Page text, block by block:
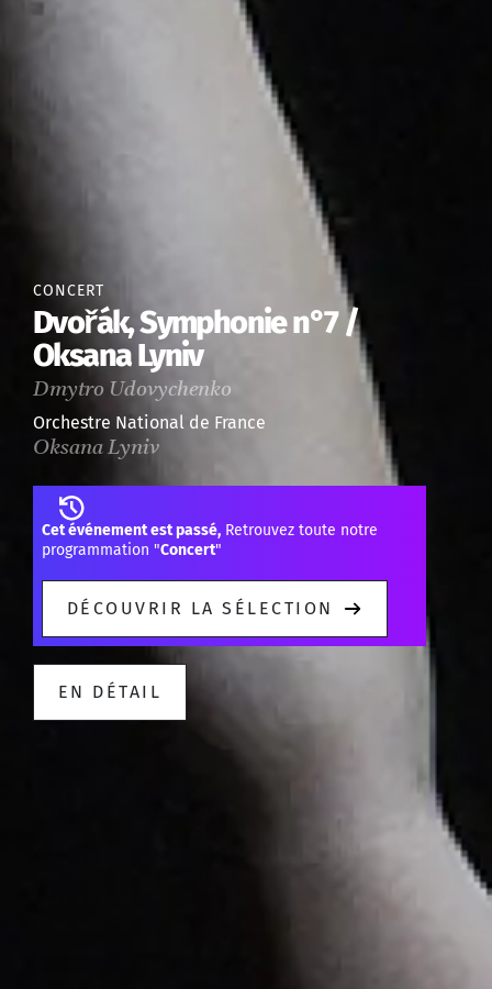
CONCERT
Dvořák, Symphonie n°7 /
Oksana Lyniv
Dmytro Udovychenko
Orchestre National de France
Oksana Lyniv
Cet événement est passé, Retrouvez toute notre
programmation "Concert"
DÉCOUVRIR LA SÉLECTION
EN DÉTAIL